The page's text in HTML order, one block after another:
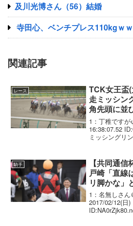
及川光博さん（56）結婚
寺田心、ベンチプレス110kgｗ
関連記事
レース
TCK女王
走ミッシン
角先頭に並
勝！重賞初
1：丁稚です
16:38:07.52
ミッシン
騎手
【共同通
戸崎「直線
リ脚かな」
1：名無しさん
2017/02/12(日